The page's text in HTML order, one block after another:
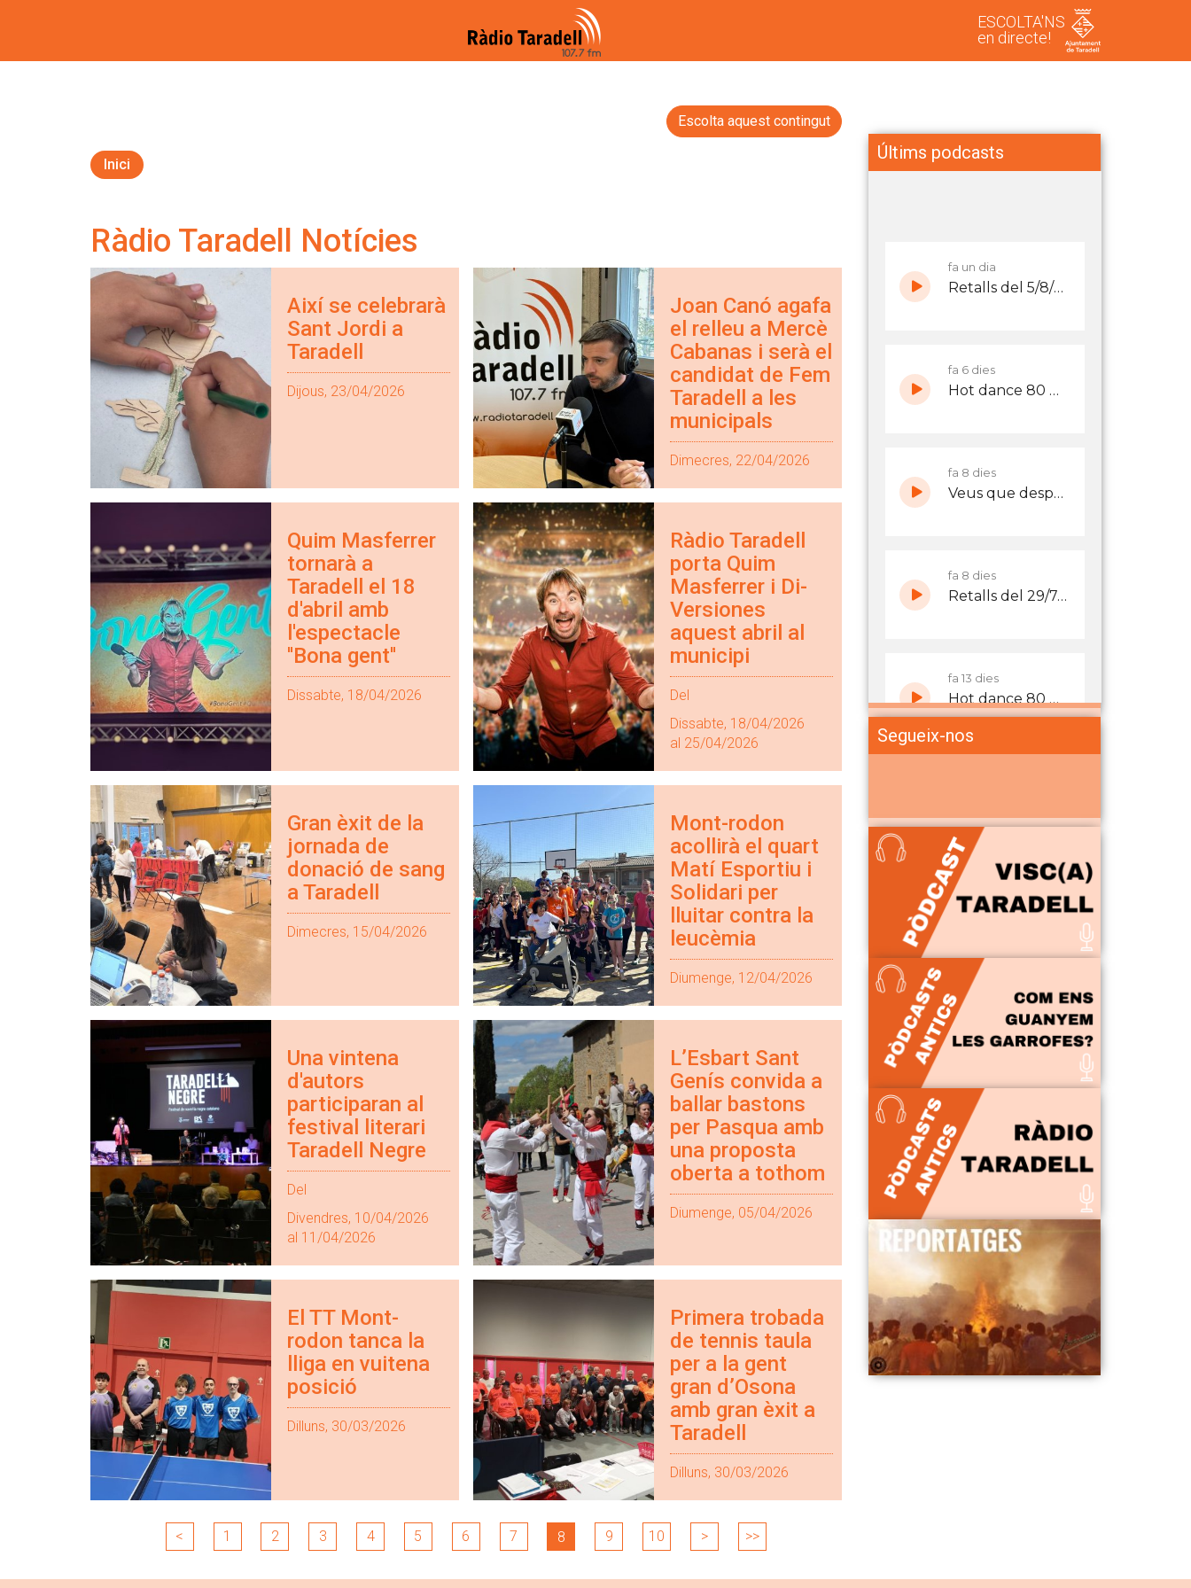
ESCOLTA'NS
en directe!
Escolta aquest contingut
Inici
Ràdio Taradell Notícies
Així se celebrarà
Sant Jordi a
Taradell
Dijous, 23/04/2026
Joan Canó agafa
el relleu a Mercè
Cabanas i serà el
candidat de Fem
Taradell a les
municipals
Dimecres, 22/04/2026
Quim Masferrer
tornarà a
Taradell el 18
d'abril amb
l'espectacle
''Bona gent''
Dissabte, 18/04/2026
Ràdio Taradell
porta Quim
Masferrer i Di-
Versiones
aquest abril al
municipi
Del
Dissabte, 18/04/2026
al 25/04/2026
Gran èxit de la
jornada de
donació de sang
a Taradell
Dimecres, 15/04/2026
Mont-rodon
acollirà el quart
Matí Esportiu i
Solidari per
lluitar contra la
leucèmia
Diumenge, 12/04/2026
Una vintena
d'autors
participaran al
festival literari
Taradell Negre
Del
Divendres, 10/04/2026
al 11/04/2026
L’Esbart Sant
Genís convida a
ballar bastons
per Pasqua amb
una proposta
oberta a tothom
Diumenge, 05/04/2026
El TT Mont-
rodon tanca la
lliga en vuitena
posició
Dilluns, 30/03/2026
Primera trobada
de tennis taula
per a la gent
gran d’Osona
amb gran èxit a
Taradell
Dilluns, 30/03/2026
< 1 2 3 4 5 6 7 8 9 10 > >>
Últims podcasts
Segueix-nos